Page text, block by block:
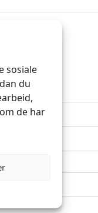
sosiale
du
de har